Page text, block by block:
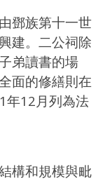
鄧族第十一世
建。二公祠除
弟讀書的場
面的修繕則在
年12月列為法
構和規模與毗